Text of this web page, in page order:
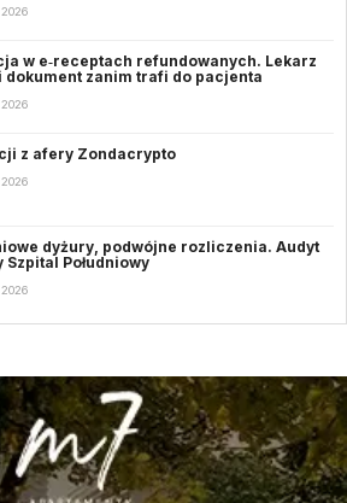
w e‑receptach refundowanych. Lekarz
dokument zanim trafi do pacjenta
z afery Zondacrypto
dyżury, podwójne rozliczenia. Audyt
Szpital Południowy